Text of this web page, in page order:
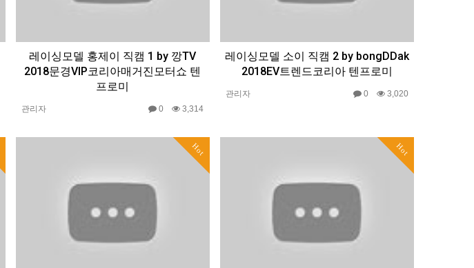
레이싱모델 홍제이 직캠 1 by 깡TV
2018문경VIP코리아매거진모터쇼 텐
프로미
관리자 0 3,314
레이싱모델 소이 직캠 2 by bongDDak
2018EV트렌드코리아 텐프로미
관리자 0 3,020
Hot Hot